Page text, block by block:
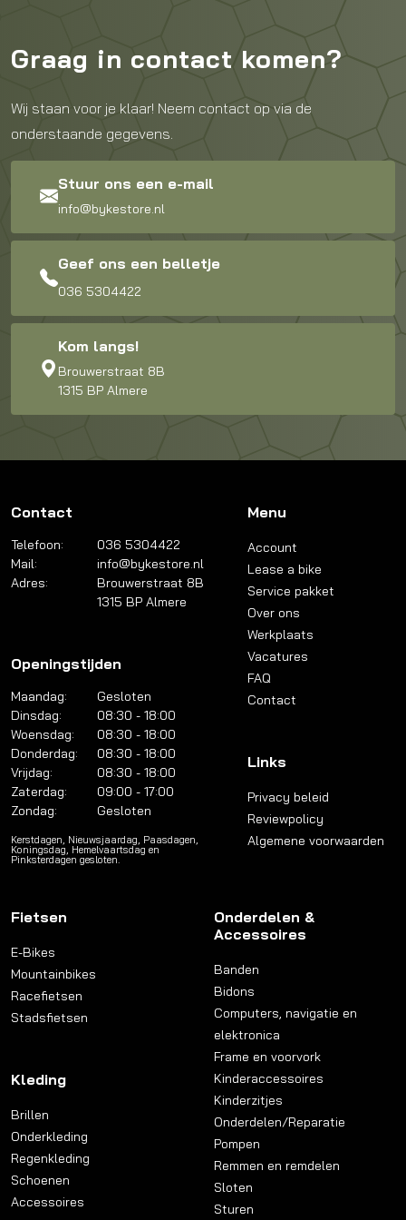
Graag in contact komen?
Wij staan voor je klaar! Neem contact op via de
onderstaande gegevens.
Stuur ons een e-mail
info@bykestore.nl
Geef ons een belletje
036 5304422
Kom langs!
Brouwerstraat 8B
1315 BP Almere
Contact
Telefoon:
036 5304422
Mail:
info@bykestore.nl
Adres:
Brouwerstraat 8B
1315 BP Almere
Openingstijden
Maandag:
Gesloten
Dinsdag:
08:30 - 18:00
Woensdag:
08:30 - 18:00
Donderdag:
08:30 - 18:00
Vrijdag:
08:30 - 18:00
Zaterdag:
09:00 - 17:00
Zondag:
Gesloten
Kerstdagen, Nieuwsjaardag, Paasdagen,
Koningsdag, Hemelvaartsdag en
Pinksterdagen gesloten.
Menu
Account
Lease a bike
Service pakket
Over ons
Werkplaats
Vacatures
FAQ
Contact
Links
Privacy beleid
Reviewpolicy
Algemene voorwaarden
Fietsen
E-Bikes
Mountainbikes
Racefietsen
Stadsfietsen
Kleding
Brillen
Onderkleding
Regenkleding
Schoenen
Accessoires
Onderdelen &
Accessoires
Banden
Bidons
Computers, navigatie en
elektronica
Frame en voorvork
Kinderaccessoires
Kinderzitjes
Onderdelen/Reparatie
Pompen
Remmen en remdelen
Sloten
Sturen